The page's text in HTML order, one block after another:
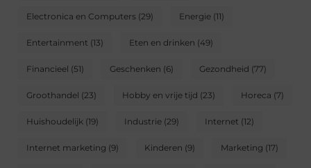
Electronica en Computers (29) Energie (11)
Entertainment (13) Eten en drinken (49)
Financieel (51) Geschenken (6) Gezondheid (77)
Groothandel (23) Hobby en vrije tijd (23) Horeca (7)
Huishoudelijk (19) Industrie (29) Internet (12)
Internet marketing (9) Kinderen (9) Marketing (17)